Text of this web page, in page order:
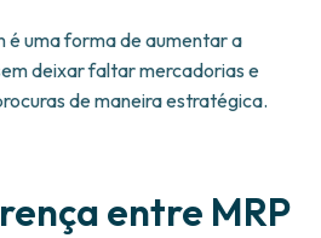
uma forma de aumentar a
deixar faltar mercadorias e
de maneira estratégica.
entre MRP